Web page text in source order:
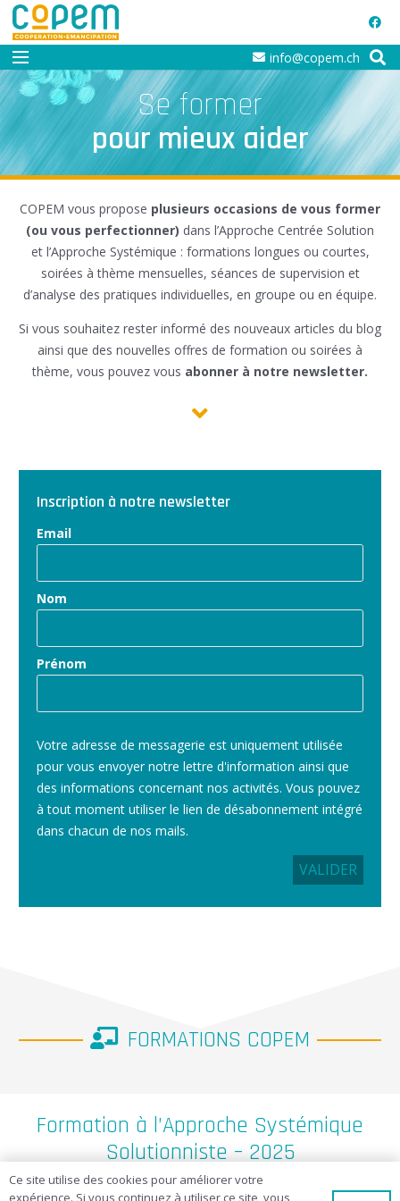
info@copem.ch
Se former
pour mieux aider
COPEM vous propose plusieurs occasions de vous former
(ou vous perfectionner) dans l’Approche Centrée Solution
et l’Approche Systémique : formations longues ou courtes,
soirées à thème mensuelles, séances de supervision et
d’analyse des pratiques individuelles, en groupe ou en équipe.
Si vous souhaitez rester informé des nouveaux articles du blog
ainsi que des nouvelles offres de formation ou soirées à
thème, vous pouvez vous abonner à notre newsletter.
Inscription à notre newsletter
Email
Nom
Prénom
Votre adresse de messagerie est uniquement utilisée
pour vous envoyer notre lettre d'information ainsi que
des informations concernant nos activités. Vous pouvez
à tout moment utiliser le lien de désabonnement intégré
dans chacun de nos mails.
FORMATIONS COPEM
Formation à l’Approche Systémique
Solutionniste – 2025
Ce site utilise des cookies pour améliorer votre
expérience. Si vous continuez à utiliser ce site, vous